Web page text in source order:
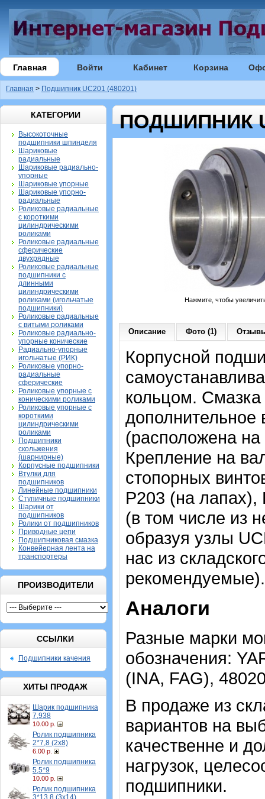
Главная Войти Кабинет Корзина
Главная > Подшипник UC201 (480201)
КАТЕГОРИИ
Высокоточные
подшипники шпинделя
Шариковые
радиальные
Шариковые радиально-
упорные
Шариковые упорные
Шариковые упорно-
радиальные
Роликовые радиальные
с короткими
цилиндрическими
роликами
Роликовые радиальные
сферические
двухрядные
Роликовые радиальные
подшипники с
длинными
цилиндрическими
роликами (игольчатые
подшипники)
Роликовые радиальные
с витыми роликами
Роликовые радиально-
упорные конические
Радиально-упорные
игольчатые (РИК)
Роликовые упорно-
радиальные
сферические
Роликовые упорные с
коническими роликами
Роликовые упорные с
короткими
цилиндрическими
роликами
Подшипники
скольжения
(шарнирные)
Корпусные подшипники
Втулки для
подшипников
Линейные подшипники
Ступичные подшипники
Шарики от
подшипников
Ролики от подшипников
Приводные цепи
Подшипниковая смазка
Конвейерная лента на
транспортеры
ПРОИЗВОДИТЕЛИ
ССЫЛКИ
Подшипники качения
ХИТЫ ПРОДАЖ
Шарик подшипника
7,938
10.00 р.
Ролик подшипника
2*7,8 (2х8)
6.00 р.
Ролик подшипника
5,5*9
10.00 р.
Ролик подшипника
3*13,8 (3х14)
ПОДШИПНИК
Нажмите, чтобы
Описание Фото (1)
Корпусной
кольцом.
дополнительное
(расположена на
Крепление на
стопорных
P203 (на
(в том числе из
образуя узлы
нас из
рекомендуемые).
Аналоги
Разные марки
обозначения:
(INA, FAG),
В продаже из
вариантов на
качественне и
нагрузок,
подшипники.